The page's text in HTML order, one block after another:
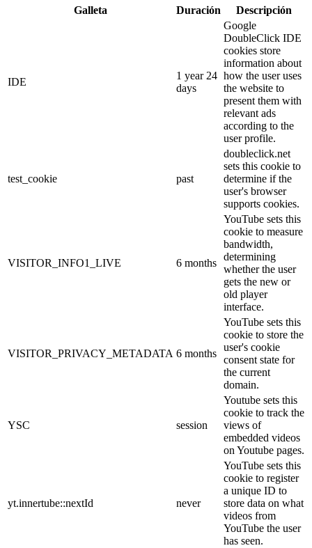
Galleta Duración Descripción
IDE
1 year 24
days
Google
DoubleClick IDE
cookies store
information about
how the user uses
the website to
present them with
relevant ads
according to the
user profile.
test_cookie past
doubleclick.net
sets this cookie to
determine if the
user's browser
supports cookies.
VISITOR_INFO1_LIVE 6 months
YouTube sets this
cookie to measure
bandwidth,
determining
whether the user
gets the new or
old player
interface.
VISITOR_PRIVACY_METADATA 6 months
YouTube sets this
cookie to store the
user's cookie
consent state for
the current
domain.
YSC session
Youtube sets this
cookie to track the
views of
embedded videos
on Youtube pages.
yt.innertube::nextId never
YouTube sets this
cookie to register
a unique ID to
store data on what
videos from
YouTube the user
has seen.